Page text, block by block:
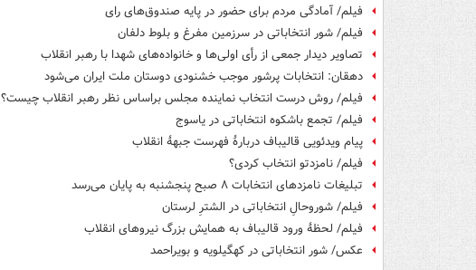
فیلم/ آمادگی مردم برای حضور در پایه صندوق‌های رای
فیلم/ شور انتخاباتی در سرزمین مفرغ و بلوط دلفان
تصاویر دیدار جمعی از رأی اولی‌ها و خانواده‌های شهدا با رهبر انقلاب
دهقان: انتخابات پرشور موجب خشنودی دوستان ملت ایران می‌شود
فیلم/ روش درست انتخاب نماینده مجلس براساس نظر رهبر انقلاب چیست؟
فیلم/ تجمع باشکوه انتخاباتی در یاسوج
پیام ویدئویی قالیباف دربارۀ فهرست جبهۀ انقلاب
فیلم/ نامزدتو انتخاب کردی؟
تبلیغات نامزدهای انتخابات ۸ صبح پنجشنبه به پایان می‌رسد
فیلم/ شوروحالِ انتخاباتی در الشترِ لرستان
فیلم/ لحظۀ ورود قالیباف به همایش بزرگ نیروهای انقلاب
عکس/ شور انتخاباتی در کهگیلویه و بویراحمد